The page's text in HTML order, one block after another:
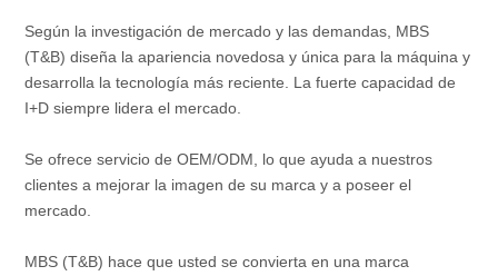
Según la investigación de mercado y las demandas, MBS
(T&B) diseña la apariencia novedosa y única para la máquina y
desarrolla la tecnología más reciente. La fuerte capacidad de
I+D siempre lidera el mercado.
Se ofrece servicio de OEM/ODM, lo que ayuda a nuestros
clientes a mejorar la imagen de su marca y a poseer el
mercado.
MBS (T&B) hace que usted se convierta en una marca